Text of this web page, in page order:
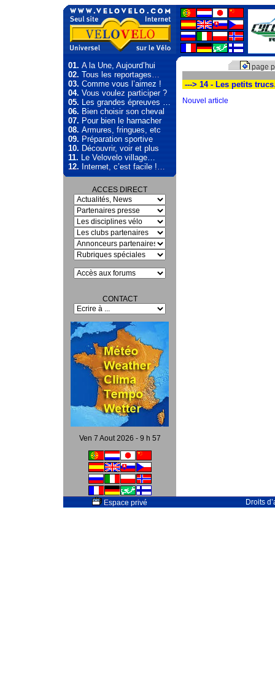
01.A la Une, Aujourd’hui
02.Tous les reportages…
03.Comme vous l’aimez !
04.Vous voulez participer ?
05.Les grandes épreuves …
06.Bien choisir son cheval
07.Pour bien le harnacher
08.Armures, fringues, etc
09.Préparation sportive
10.Découvrir, voir et plus
11.Le Velovelo village…
12.Internet, c’est facile !…
ACCES DIRECT
CONTACT
Ven 7 Aout 2026 - 9 h 57
page
---> 14 - Les petits
Nouvel article
Espace privé Droits